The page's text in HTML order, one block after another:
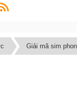
Giải mã sim